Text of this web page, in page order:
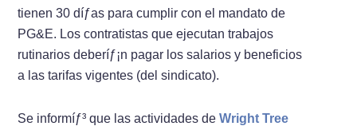
tienen 30 díƒ­as para cumplir con el mandato de
PG&E. Los contratistas que ejecutan trabajos
rutinarios deberíƒ¡n pagar los salarios y beneficios
a las tarifas vigentes (del sindicato).
Se informíƒ³ que las actividades deWright Tree